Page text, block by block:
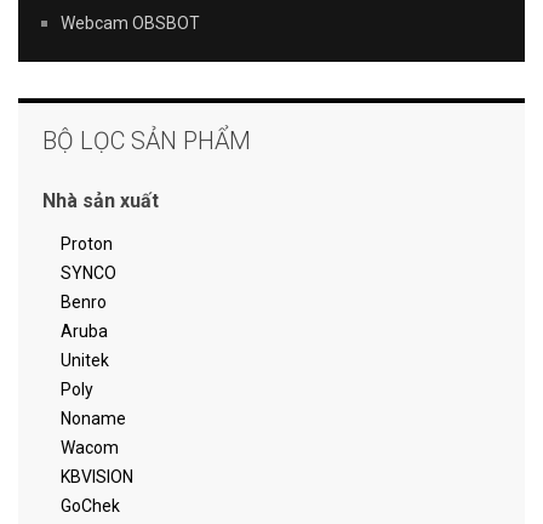
Webcam OBSBOT
BỘ LỌC SẢN PHẨM
Nhà sản xuất
Proton
SYNCO
Benro
Aruba
Unitek
Poly
Noname
Wacom
KBVISION
GoChek